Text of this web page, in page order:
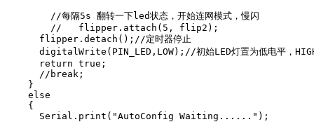
        //每隔5s 翻转一下led状态，开始连网模式，慢闪
        //   flipper.attach(5, flip2);
      flipper.detach();//定时器停止
digitalWrite(PIN_LED,LOW);//初始LED灯置为低电平，HIGH
      return true;
      //break;
    }
    else
    {
      Serial.print("AutoConfig Waiting......");